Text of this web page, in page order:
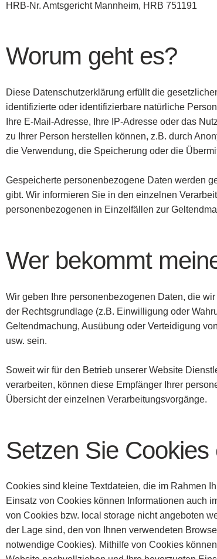
HRB-Nr. Amtsgericht Mannheim, HRB 751191
Worum geht es?
Diese Datenschutzerklärung erfüllt die
identifizierte oder identifizierbare natürliche
Ihre E-Mail-Adresse, Ihre IP-Adresse oder das
zu Ihrer Person herstellen können, z.B. durch
die Verwendung, die Speicherung oder die
Gespeicherte personenbezogene Daten werden
gibt. Wir informieren Sie in den einzelnen
personenbezogenen in Einzelfällen zur
Wer bekommt
Wir geben Ihre personenbezogenen Daten, die
der Rechtsgrundlage (z.B. Einwilligung oder
Geltendmachung, Ausübung oder Verteidigung
usw. sein.
Soweit wir für den Betrieb unserer Website
verarbeiten, können diese Empfänger Ihrer
Übersicht der einzelnen Verarbeitungsvorgänge.
Setzen Sie Cookies
Cookies sind kleine Textdateien, die im Rahmen
Einsatz von Cookies können Informationen auch
von Cookies bzw. local storage nicht angeboten
der Lage sind, den von Ihnen verwendeten
notwendige Cookies). Mithilfe von Cookies